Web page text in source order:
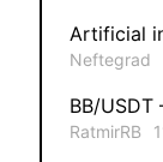
Artificial
Neftegrad
BB/
RatmirRB